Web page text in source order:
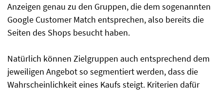
Anzeigen genau zu den Gruppen, die dem sogenannten
Google Customer Match entsprechen, also bereits die
Seiten des Shops besucht haben.
Natürlich können Zielgruppen auch entsprechend dem
jeweiligen Angebot so segmentiert werden, dass die
Wahrscheinlichkeit eines Kaufs steigt. Kriterien dafür